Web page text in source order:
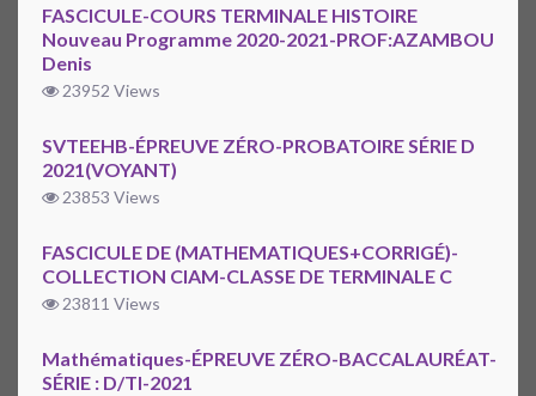
FASCICULE-COURS TERMINALE HISTOIRE
Nouveau Programme 2020-2021-PROF:AZAMBOU
Denis
23952 Views
SVTEEHB-ÉPREUVE ZÉRO-PROBATOIRE SÉRIE D
2021(VOYANT)
23853 Views
FASCICULE DE (MATHEMATIQUES+CORRIGÉ)-
COLLECTION CIAM-CLASSE DE TERMINALE C
23811 Views
Mathématiques-ÉPREUVE ZÉRO-BACCALAURÉAT-
SÉRIE : D/TI-2021